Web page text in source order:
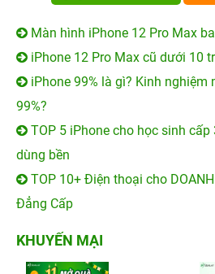
Màn hình iPhone 12 Pro Max
iPhone 12 Pro Max cũ dưới 10
iPhone 99% là gì? Kinh nghiệm
99%?
TOP 5 iPhone cho học sinh
dùng bền
TOP 10+ Điện thoại cho
Đẳng Cấp
KHUYẾN MẠI